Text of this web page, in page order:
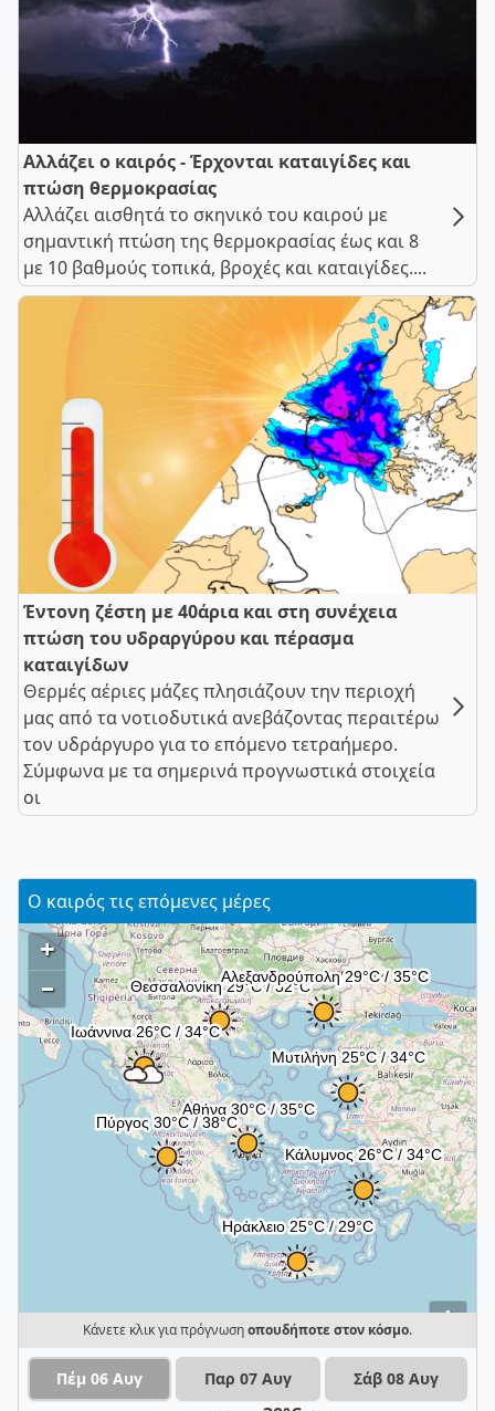
Αλλάζει ο καιρός - Έρχονται καταιγίδες και
πτώση θερμοκρασίας
Αλλάζει αισθητά το σκηνικό του καιρού με
σημαντική πτώση της θερμοκρασίας έως και 8
με 10 βαθμούς τοπικά, βροχές και καταιγίδες....
Έντονη ζέστη με 40άρια και στη συνέχεια
πτώση του υδραργύρου και πέρασμα
καταιγίδων
Θερμές αέριες μάζες πλησιάζουν την περιοχή
μας από τα νοτιοδυτικά ανεβάζοντας περαιτέρω
τον υδράργυρο για το επόμενο τετραήμερο.
Σύμφωνα με τα σημερινά προγνωστικά στοιχεία
οι
Ο καιρός τις επόμενες μέρες
i
+
–
Κάνετε κλικ για πρόγνωσηοπουδήποτε στον κόσμο.
Πέμ 06 Αυγ Παρ 07 Αυγ Σάβ 08 Αυγ